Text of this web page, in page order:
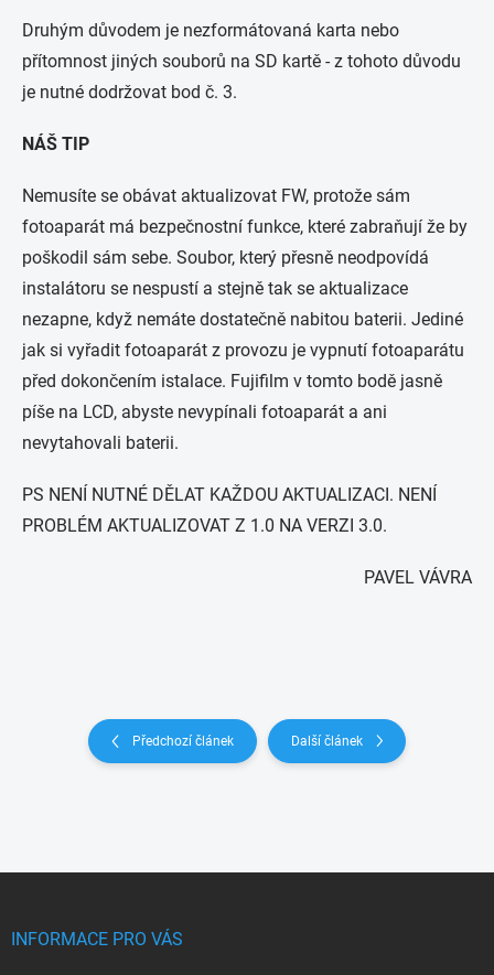
Druhým důvodem je nezformátovaná karta nebo
přítomnost jiných souborů na SD kartě - z tohoto důvodu
je nutné dodržovat bod č. 3.
NÁŠ TIP
Nemusíte se obávat aktualizovat FW, protože sám
fotoaparát má bezpečnostní funkce, které zabraňují že by
poškodil sám sebe. Soubor, který přesně neodpovídá
instalátoru se nespustí a stejně tak se aktualizace
nezapne, když nemáte dostatečně nabitou baterii. Jediné
jak si vyřadit fotoaparát z provozu je vypnutí fotoaparátu
před dokončením istalace. Fujifilm v tomto bodě jasně
píše na LCD, abyste nevypínali fotoaparát a ani
nevytahovali baterii.
PS NENÍ NUTNÉ DĚLAT KAŽDOU AKTUALIZACI. NENÍ
PROBLÉM AKTUALIZOVAT Z 1.0 NA VERZI 3.0.
PAVEL VÁVRA
Předchozí článek Další článek
INFORMACE PRO VÁS